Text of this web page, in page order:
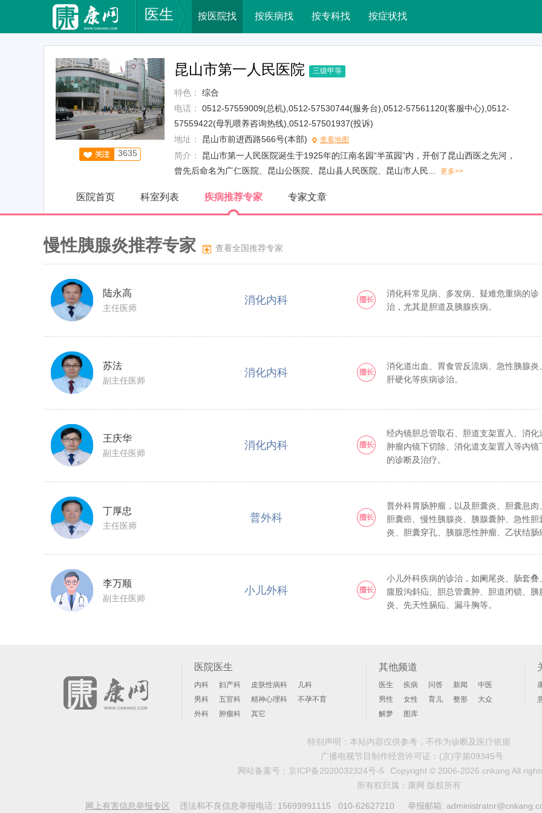
医生 按医院找 按疾病找 按专科找 按症状找
3635
昆山市第一人民医院 三级甲等
特色： 综合
电话： 0512-57559009(总机),0512-57530744(服务台),0512-57561120(客服中心),0512-
57559422(母乳喂养咨询热线),0512-57501937(投诉)
地址： 昆山市前进西路566号(本部) 查看地图
简介： 昆山市第一人民医院诞生于1925年的江南名园“半茧园”内，开创了昆山西医之先河，
曾先后命名为广仁医院、昆山公医院、昆山县人民医院、昆山市人民... 更多>>
医院首页 科室列表 疾病推荐专家 专家文章
慢性胰腺炎推荐专家 查看全国推荐专家
陆永高
主任医师
消化内科
消化科常见病、多发病、疑难危重病的诊
治，尤其是胆道及胰腺疾病。
苏法
副主任医师
消化内科
消化道出血、胃食管反流病、急性胰腺炎、
肝硬化等疾病诊治。
王庆华
副主任医师
消化内科
经内镜胆总管取石、胆道支架置入、消化
肿瘤内镜下切除、消化道支架置入等内镜
的诊断及治疗。
丁厚忠
主任医师
普外科
普外科胃肠肿瘤，以及胆囊炎、胆囊息肉、
胆囊癌、慢性胰腺炎、胰腺囊肿、急性胆
炎、胆囊穿孔、胰腺恶性肿瘤、乙状结肠
李万顺
副主任医师
小儿外科
小儿外科疾病的诊治，如阑尾炎、肠套叠、
腹股沟斜疝、胆总管囊肿、胆道闭锁、胰
炎、先天性膈疝、漏斗胸等。
医院医生
内科 妇产科 皮肤性病科
儿科
男科
五官科 精神心理科
不孕不育
外科
肿瘤科 其它
其他频道
医生 疾病 问答 新闻
中医
男性
女性 育儿 整形
大众
解梦
图库
特别声明：本站内容仅供参考，不作为诊断及医疗依据
广播电视节目制作经营许可证： (京)字第09345号
网站备案号： 京ICP备2020032324号-5
Copyright © 2006-2026 cnkang All
所有权归属：康网 版权所有
网上有害信息举报专区 违法和不良信息举报电话: 15699991115 010-62627210 举报邮箱: